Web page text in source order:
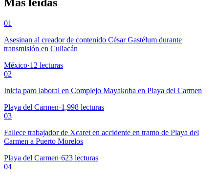
01
Asesinan al creador de contenido César Gastélum durante
transmisión en Culiacán
México·12 lecturas
02
Inicia paro laboral en Complejo Mayakoba en Playa del Carmen
Playa del Carmen·1,998 lecturas
03
Fallece trabajador de Xcaret en accidente en tramo de Playa del
Carmen a Puerto Morelos
Playa del Carmen·623 lecturas
04